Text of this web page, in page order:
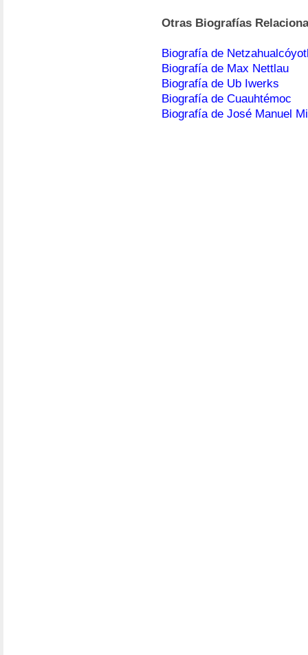
Otras Biografías
Biografía de
Biografía de Max Nettlau
Biografía de Ub Iwerks
Biografía de Cuauhtémoc
Biografía de José Manuel